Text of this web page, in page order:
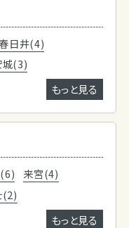
春日井(4)
城(3)
もっと見る
来宮(4)
(2)
もっと見る